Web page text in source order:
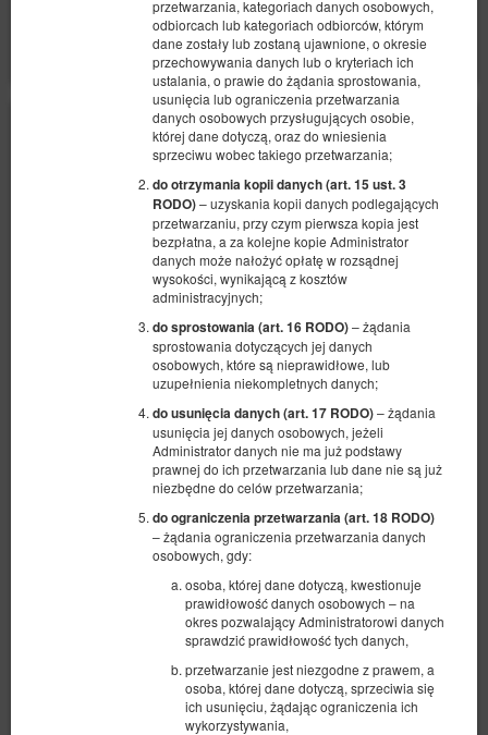
przetwarzania, kategoriach danych osobowych,
odbiorcach lub kategoriach odbiorców, którym
dane zostały lub zostaną ujawnione, o okresie
przechowywania danych lub o kryteriach ich
ustalania, o prawie do żądania sprostowania,
usunięcia lub ograniczenia przetwarzania
danych osobowych przysługujących osobie,
której dane dotyczą, oraz do wniesienia
sprzeciwu wobec takiego przetwarzania;
do otrzymania kopii danych (art. 15 ust. 3
RODO)– uzyskania kopii danych podlegających
przetwarzaniu, przy czym pierwsza kopia jest
bezpłatna, a za kolejne kopie Administrator
danych może nałożyć opłatę w rozsądnej
wysokości, wynikającą z kosztów
administracyjnych;
do sprostowania (art. 16 RODO)– żądania
sprostowania dotyczących jej danych
osobowych, które są nieprawidłowe, lub
uzupełnienia niekompletnych danych;
do usunięcia danych (art. 17 RODO)– żądania
usunięcia jej danych osobowych, jeżeli
Administrator danych nie ma już podstawy
prawnej do ich przetwarzania lub dane nie są już
niezbędne do celów przetwarzania;
do ograniczenia przetwarzania (art. 18 RODO)
– żądania ograniczenia przetwarzania danych
osobowych, gdy:
osoba, której dane dotyczą, kwestionuje
prawidłowość danych osobowych – na
okres pozwalający Administratorowi danych
sprawdzić prawidłowość tych danych,
przetwarzanie jest niezgodne z prawem, a
osoba, której dane dotyczą, sprzeciwia się
ich usunięciu, żądając ograniczenia ich
wykorzystywania,
Pokaż oferty
Apartament Batorego 2/4A
2 bardzo duże łóżka podwójne (King), 1 sofa rozkładana (Sofa Bed)
792,00 zł 752,40 zł
2 osoby / 1 noc
Szczegóły Dostępność
Pokaż oferty